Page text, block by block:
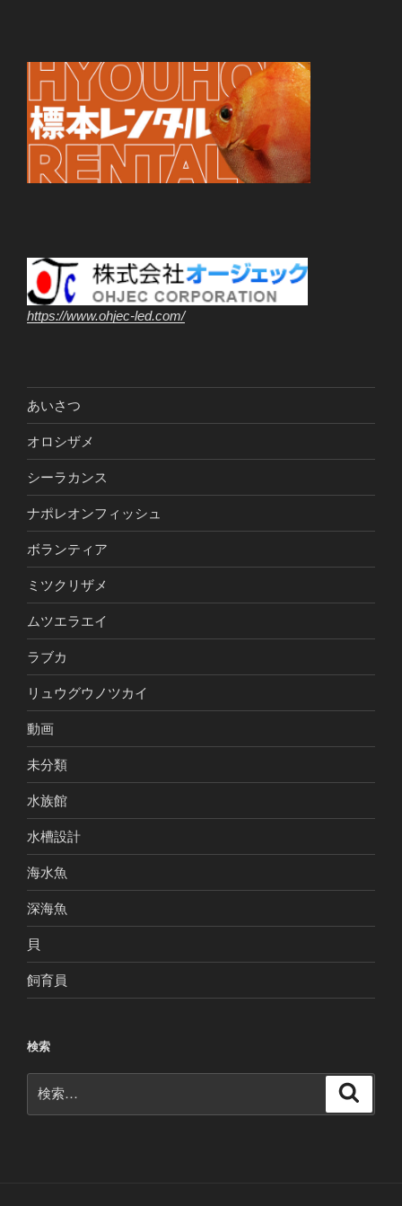
https://www.ohjec-led.com/
あいさつ
オロシザメ
シーラカンス
ナポレオンフィッシュ
ボランティア
ミツクリザメ
ムツエラエイ
ラブカ
リュウグウノツカイ
動画
未分類
水族館
水槽設計
海水魚
深海魚
貝
飼育員
検索
索: